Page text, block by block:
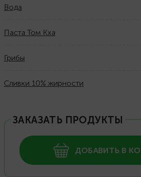
Вода
Паста Том Кха
Грибы
Сливки 10% жирности
ЗАКАЗАТЬ ПРОДУКТЫ
ДОБАВИТЬ В